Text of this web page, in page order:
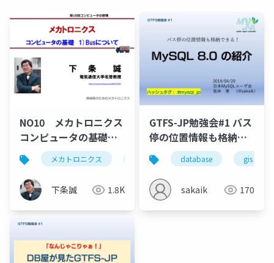
NO10 メカトロニクス
コンピュータの基礎
1)Busについて
メカトロニクス pcバス northbridge
下条誠 1.8K
GTFS-JP勉強会#1 バス
停の位置情報も格納で
きる！ MySQL 8.0 の紹
介
database gis
sakaik 170